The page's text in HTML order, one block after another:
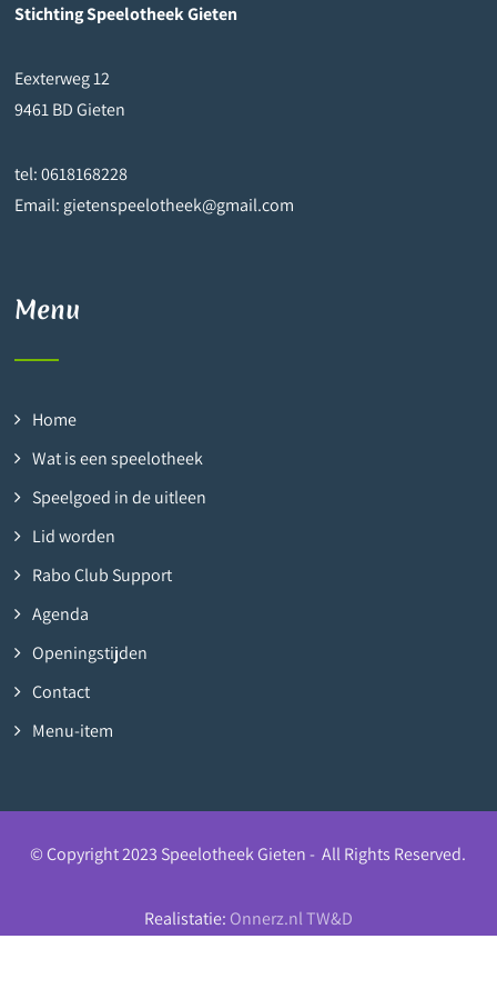
Stichting Speelotheek Gieten
Eexterweg 12
9461 BD Gieten
tel: 0618168228
Email: gietenspeelotheek@gmail.com
Menu
Home
Wat is een speelotheek
Speelgoed in de uitleen
Lid worden
Rabo Club Support
Agenda
Openingstijden
Contact
Menu-item
© Copyright 2023 Speelotheek Gieten - All Rights Reserved.
Realistatie: Onnerz.nl TW&D